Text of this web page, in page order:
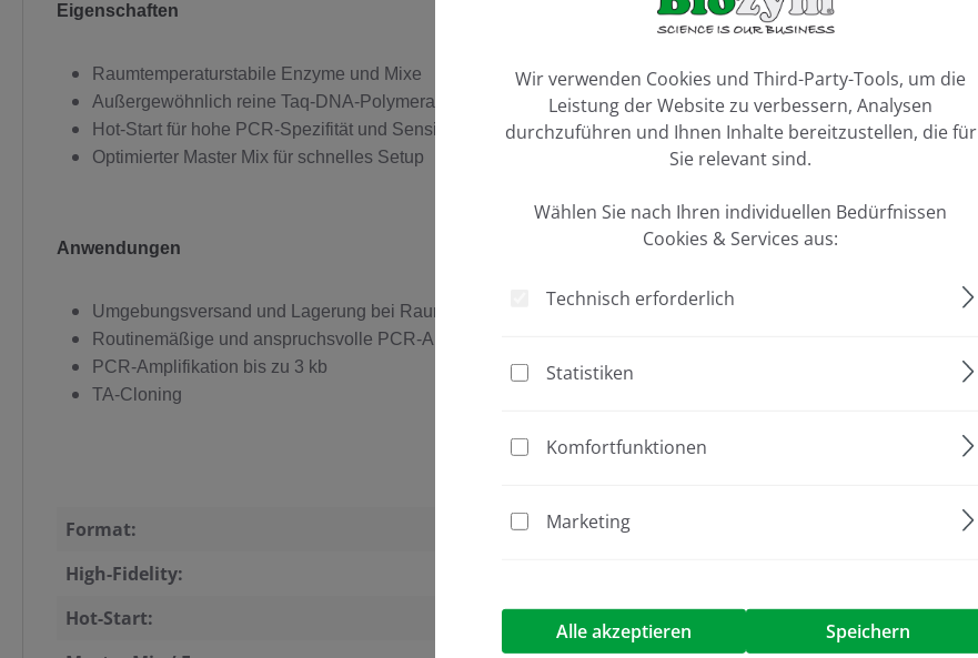
Eigenschaften
Raumtemperaturstabile Enzyme und Mixe
Außergewöhnlich reine Taq-DNA-Polymerase
Hot-Start für hohe PCR-Spezifität und Sensitivität
Optimierter Master Mix für schnelles Setup
Anwendungen
Umgebungsversand und Lagerung bei Raumtemperatur
Routinemäßige und anspruchsvolle PCR-Anwendungen
PCR-Amplifikation bis zu 3 kb
TA-Cloning
Format:
High-Fidelity:
Hot-Start:
Wir verwenden Cookies und Third-Party-Tools, um die
Leistung der Website zu verbessern, Analysen
durchzuführen und Ihnen Inhalte bereitzustellen, die für
Sie relevant sind.
Wählen Sie nach Ihren individuellen Bedürfnissen
Cookies & Services aus:
Technisch erforderlich
Statistiken
Komfortfunktionen
Marketing
Alle akzeptieren Speichern